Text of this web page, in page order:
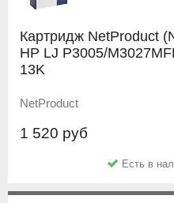
Картридж NetProduct
HP LJ P3005/
13K
NetProduct
1 520 руб
Есть в